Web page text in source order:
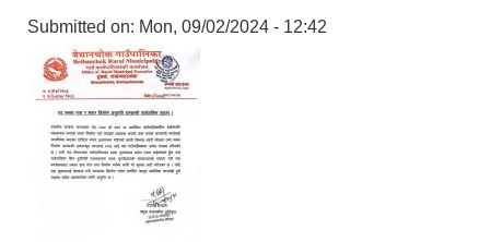
Submitted on: Mon, 09/02/2024 - 12:42